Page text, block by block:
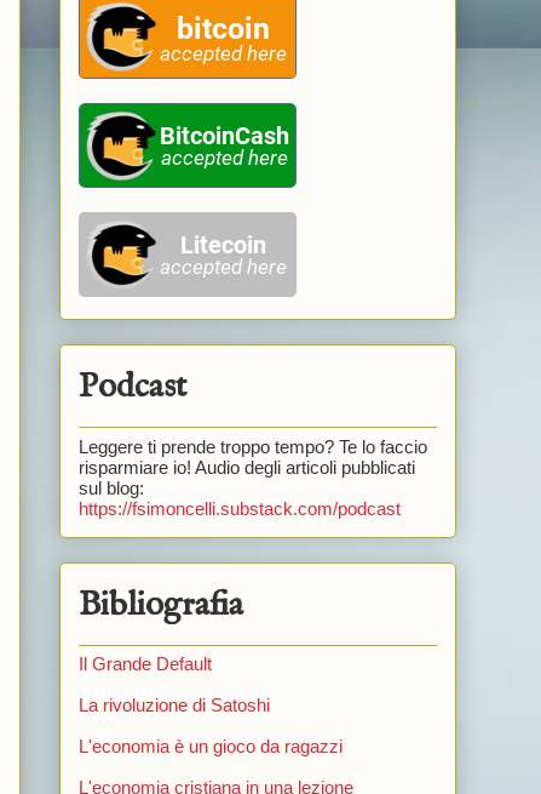
Podcast
Leggere ti prende troppo tempo? Te lo faccio
risparmiare io! Audio degli articoli pubblicati
sul blog:
https://fsimoncelli.substack.com/podcast
Bibliografia
Il Grande Default
La rivoluzione di Satoshi
L'economia è un gioco da ragazzi
L'economia cristiana in una lezione